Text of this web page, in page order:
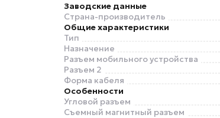
Заводские данные
Страна-производитель
Общие характеристики
Тип
Назначение
Разъем мобильного устройства
Разъем 2
Форма кабеля
Особенности
Угловой разъем
Съемный магнитный разъем